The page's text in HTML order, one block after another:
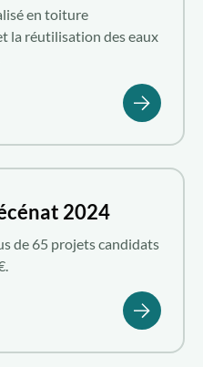
en toiture
la réutilisation des eaux
2024
de 65 projets candidats